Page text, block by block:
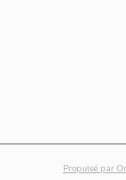
Propulsé par